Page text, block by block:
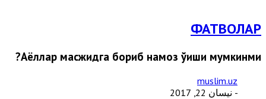
ФАТВОЛАР
Аёллар масжидга бориб намоз ўқиши мумкинми?
muslim.uz
- نيسان 22, 2017